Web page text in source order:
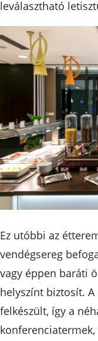
leválasztható
Ez utóbbi az
vendégsereg
vagy éppen baráti
helyszínt biztosít.
felkészült, így a